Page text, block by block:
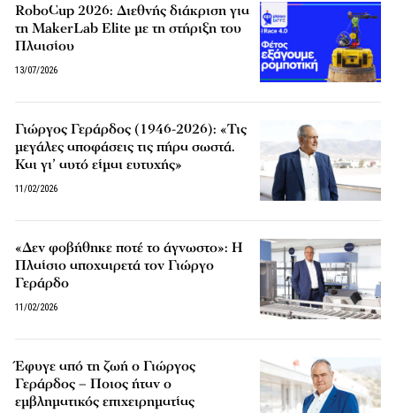
RoboCup 2026: Διεθνής διάκριση για
τη MakerLab Elite με τη στήριξη του
Πλαισίου
13/07/2026
Γιώργος Γεράρδος (1946-2026): «Τις
μεγάλες αποφάσεις τις πήρα σωστά.
Και γι’ αυτό είμαι ευτυχής»
11/02/2026
«Δεν φοβήθηκε ποτέ το άγνωστο»: Η
Πλαίσιο αποχαιρετά τον Γιώργο
Γεράρδο
11/02/2026
Έφυγε από τη ζωή ο Γιώργος
Γεράρδος – Ποιος ήταν ο
εμβληματικός επιχειρηματίας